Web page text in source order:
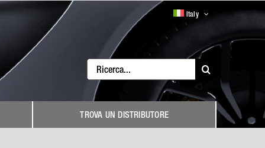
Italy
Search
for:
TROVA UN DISTRIBUTORE